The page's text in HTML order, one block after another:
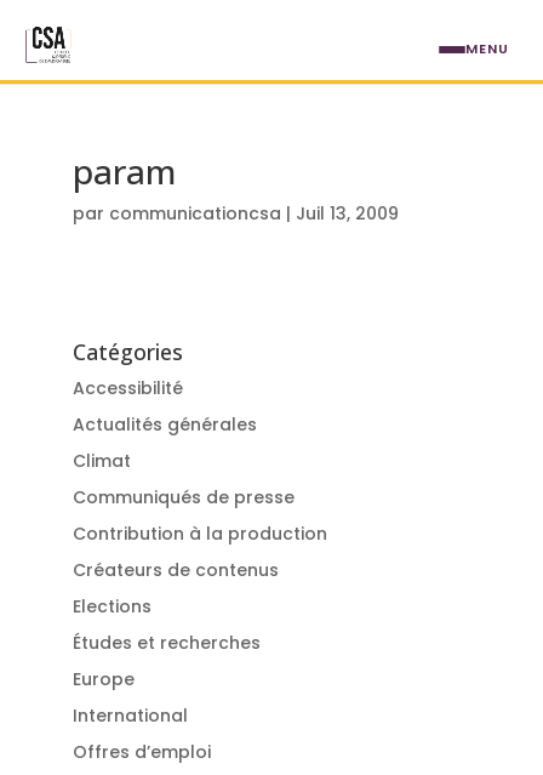
param
par communicationcsa | Juil 13, 2009
Catégories
Accessibilité
Actualités générales
Climat
Communiqués de presse
Contribution à la production
Créateurs de contenus
Elections
Études et recherches
Europe
International
Offres d’emploi
MENU